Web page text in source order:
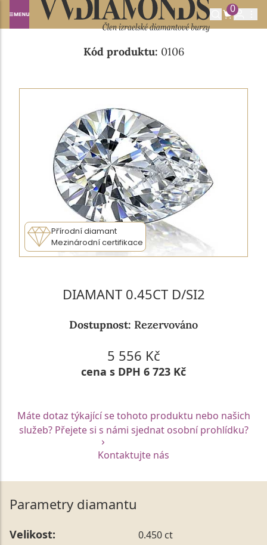
0
Domů NABÍDKA DIAMANTŮ 0.45CT D/SI2
Kód produktu: 0106
Přírodní diamant
Mezinárodní certifikace
DIAMANT 0.45CT D/SI2
Dostupnost: Rezervováno
5 556 Kč
cena s DPH 6 723 Kč
Máte dotaz týkající se tohoto produktu nebo našich
služeb? Přejete si s námi sjednat osobní prohlídku?
Kontaktujte nás
Parametry diamantu
Velikost: 0.450 ct